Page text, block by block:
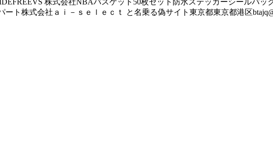
株式会社NBAバスケット50枚セット防水ステッカーシールパ
パート株式会社ａｉ－ｓｅｌｅｃｔ と名乗る偽サイト東京都東京都港区